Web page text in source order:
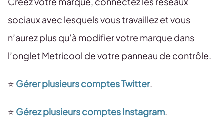
sociaux avec lesquels vous travaillez et vous
n’aurez plus qu’à modifier votre marque dans
l’onglet Metricool de votre panneau de contrôle.
⭐️ Gérer plusieurs comptes Twitter.
⭐️ Gérez plusieurs comptes Instagram.